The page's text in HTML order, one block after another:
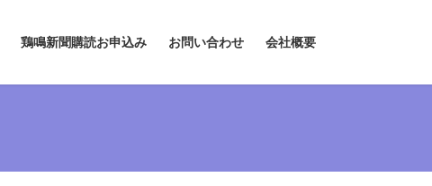
鶏鳴新聞購読お申込み お問い合わせ 会社概要